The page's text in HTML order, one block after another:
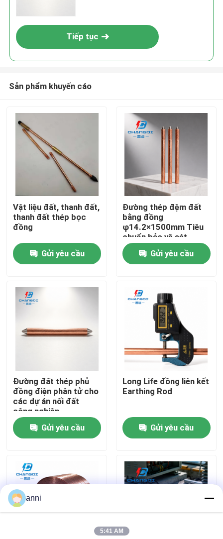
Nhà
Tham quan nhà máy
Kiểm soát chất lượng
Liên hệ chúng tôi
Tin tức
Tất cả các trường hợp
Tiếp tục
Sản phẩm khuyến cáo
Vật liệu đất, thanh đất,
thanh đất thép bọc
đồng
Gửi yêu cầu
Đường thép đệm đất
bằng đồng
φ14.2×1500mm Tiêu
chuẩn bảo vệ sét
Gửi yêu cầu
Đường đất thép phủ
đồng điện phân tử cho
các dự án nối đất
công nghiệp
Gửi yêu cầu
Long Life đồng liên kết
Earthing Rod
Gửi yêu cầu
anni
5:41 AM